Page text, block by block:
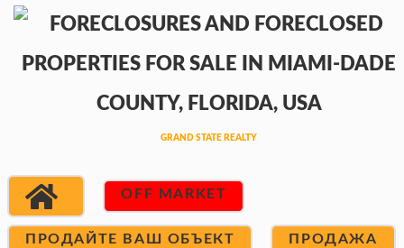
OFF MARKET
ПРОДАЙТЕ ВАШ ОБЪЕКТ ПРОДАЖА